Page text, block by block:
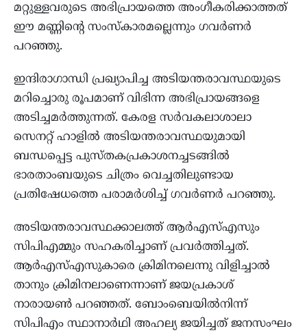
മറ്റുള്ളവരുടെ അഭിപ്രായത്തെ അംഗീകരിക്കാത്തത്
ഈ മണ്ണിന്റെ സംസ്‌കാരമല്ലെന്നും ഗവര്‍ണര്‍
പറഞ്ഞു.
ഇന്ദിരാഗാന്ധി പ്രഖ്യാപിച്ച അടിയന്തരാവസ്ഥയുടെ
മറിച്ചൊരു രൂപമാണ് വിഭിന്ന അഭിപ്രായങ്ങളെ
അടിച്ചമര്‍ത്തുന്നത്. കേരള സര്‍വകലാശാലാ
സെനറ്റ് ഹാളില്‍ അടിയന്തരാവസ്ഥയുമായി
ബന്ധപ്പെട്ട പുസ്തകപ്രകാശനച്ചടങ്ങില്‍
ഭാരതാംബയുടെ ചിത്രം വെച്ചതിലുണ്ടായ
പ്രതിഷേധത്തെ പരാമര്‍ശിച്ച് ഗവര്‍ണര്‍ പറഞ്ഞു.
അടിയന്തരാവസ്ഥക്കാലത്ത് ആര്‍എസ്എസും
സിപിഎമ്മും സഹകരിച്ചാണ് പ്രവര്‍ത്തിച്ചത്.
ആര്‍എസ്എസുകാരെ ക്രിമിനലെന്നു വിളിച്ചാല്‍
താനും ക്രിമിനലാണെന്നാണ് ജയപ്രകാശ്
നാരായണ്‍ പറഞ്ഞത്. ബോംബെയില്‍നിന്ന്
സിപിഎം സ്ഥാനാര്‍ഥി അഹല്യ ജയിച്ചത് ജനസംഘം